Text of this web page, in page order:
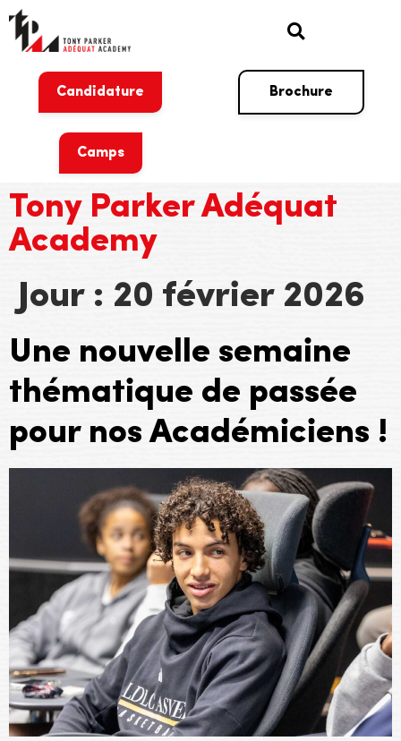
Candidature Brochure
Camps
Tony Parker Adéquat
Academy
Jour : 20 février 2026
Une nouvelle semaine
thématique de passée
pour nos Académiciens !